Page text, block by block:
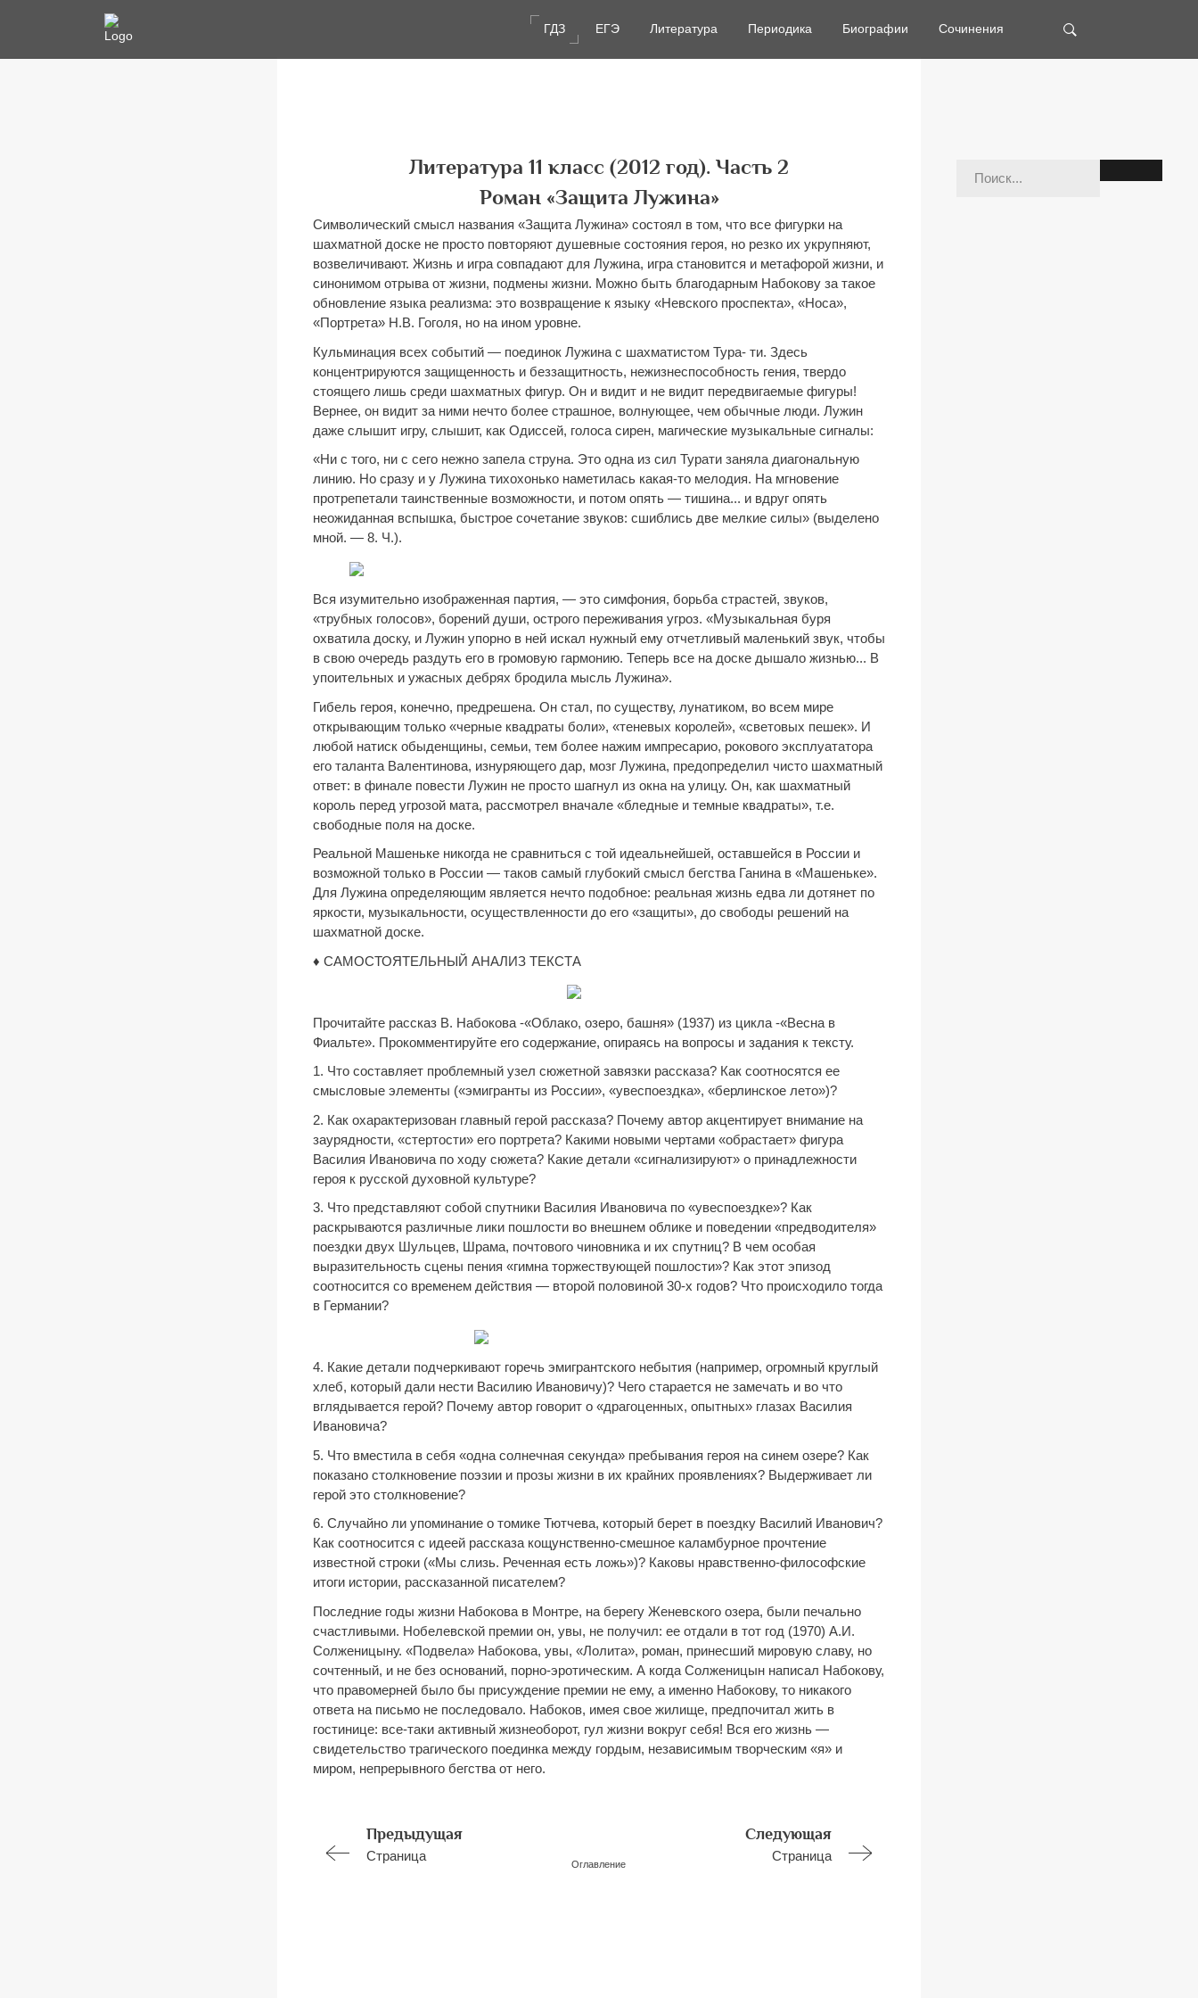
ГДЗ ЕГЭ Литература Периодика Биографии Сочинения
Литература 11 класс (2012 год). Часть 2
Роман «Защита Лужина»
Символический смысл названия «Защита Лужина» состоял в том, что все фигурки на
шахматной доске не просто повторяют душевные состояния героя, но резко их укрупняют,
возвеличивают. Жизнь и игра совпадают для Лужина, игра становится и метафорой жизни, и
синонимом отрыва от жизни, подмены жизни. Можно быть благодарным Набокову за такое
обновление языка реализма: это возвращение к языку «Невского проспекта», «Носа»,
«Портрета» Н.В. Гоголя, но на ином уровне.
Кульминация всех событий — поединок Лужина с шахматистом Тура- ти. Здесь
концентрируются защищенность и беззащитность, нежизнеспособность гения, твердо
стоящего лишь среди шахматных фигур. Он и видит и не видит передвигаемые фигуры!
Вернее, он видит за ними нечто более страшное, волнующее, чем обычные люди. Лужин
даже слышит игру, слышит, как Одиссей, голоса сирен, магические музыкальные сигналы:
«Ни с того, ни с сего нежно запела струна. Это одна из сил Турати заняла диагональную
линию. Но сразу и у Лужина тихохонько наметилась какая-то мелодия. На мгновение
протрепетали таинственные возможности, и потом опять — тишина... и вдруг опять
неожиданная вспышка, быстрое сочетание звуков: сшиблись две мелкие силы» (выделено
мной. — 8. Ч.).
Вся изумительно изображенная партия, — это симфония, борьба страстей, звуков,
«трубных голосов», борений души, острого переживания угроз. «Музыкальная буря
охватила доску, и Лужин упорно в ней искал нужный ему отчетливый маленький звук, чтобы
в свою очередь раздуть его в громовую гармонию. Теперь все на доске дышало жизнью... В
упоительных и ужасных дебрях бродила мысль Лужина».
Гибель героя, конечно, предрешена. Он стал, по существу, лунатиком, во всем мире
открывающим только «черные квадраты боли», «теневых королей», «световых пешек». И
любой натиск обыденщины, семьи, тем более нажим импресарио, рокового эксплуататора
его таланта Валентинова, изнуряющего дар, мозг Лужина, предопределил чисто шахматный
ответ: в финале повести Лужин не просто шагнул из окна на улицу. Он, как шахматный
король перед угрозой мата, рассмотрел вначале «бледные и темные квадраты», т.е.
свободные поля на доске.
Реальной Машеньке никогда не сравниться с той идеальнейшей, оставшейся в России и
возможной только в России — таков самый глубокий смысл бегства Ганина в «Машеньке».
Для Лужина определяющим является нечто подобное: реальная жизнь едва ли дотянет по
яркости, музыкальности, осуществленности до его «защиты», до свободы решений на
шахматной доске.
♦ САМОСТОЯТЕЛЬНЫЙ АНАЛИЗ ТЕКСТА
Прочитайте рассказ В. Набокова -«Облако, озеро, башня» (1937) из цикла -«Весна в
Фиальте». Прокомментируйте его содержание, опираясь на вопросы и задания к тексту.
1. Что составляет проблемный узел сюжетной завязки рассказа? Как соотносятся ее
смысловые элементы («эмигранты из России», «увеспоездка», «берлинское лето»)?
2. Как охарактеризован главный герой рассказа? Почему автор акцентирует внимание на
заурядности, «стертости» его портрета? Какими новыми чертами «обрастает» фигура
Василия Ивановича по ходу сюжета? Какие детали «сигнализируют» о принадлежности
героя к русской духовной культуре?
3. Что представляют собой спутники Василия Ивановича по «увеспоездке»? Как
раскрываются различные лики пошлости во внешнем облике и поведении «предводителя»
поездки двух Шульцев, Шрама, почтового чиновника и их спутниц? В чем особая
выразительность сцены пения «гимна торжествующей пошлости»? Как этот эпизод
соотносится со временем действия — второй половиной 30-х годов? Что происходило тогда
в Германии?
4. Какие детали подчеркивают горечь эмигрантского небытия (например, огромный круглый
хлеб, который дали нести Василию Ивановичу)? Чего старается не замечать и во что
вглядывается герой? Почему автор говорит о «драгоценных, опытных» глазах Василия
Ивановича?
5. Что вместила в себя «одна солнечная секунда» пребывания героя на синем озере? Как
показано столкновение поэзии и прозы жизни в их крайних проявлениях? Выдерживает ли
герой это столкновение?
6. Случайно ли упоминание о томике Тютчева, который берет в поездку Василий Иванович?
Как соотносится с идеей рассказа кощунственно-смешное каламбурное прочтение
известной строки («Мы слизь. Реченная есть ложь»)? Каковы нравственно-философские
итоги истории, рассказанной писателем?
Последние годы жизни Набокова в Монтре, на берегу Женевского озера, были печально
счастливыми. Нобелевской премии он, увы, не получил: ее отдали в тот год (1970) А.И.
Солженицыну. «Подвела» Набокова, увы, «Лолита», роман, принесший мировую славу, но
сочтенный, и не без оснований, порно-эротическим. А когда Солженицын написал Набокову,
что правомерней было бы присуждение премии не ему, а именно Набокову, то никакого
ответа на письмо не последовало. Набоков, имея свое жилище, предпочитал жить в
гостинице: все-таки активный жизнеоборот, гул жизни вокруг себя! Вся его жизнь —
свидетельство трагического поединка между гордым, независимым творческим «я» и
миром, непрерывного бегства от него.
Предыдущая
Страница
Следующая
Страница
Оглавление